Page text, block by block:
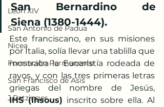
León XIV
San Antonio de Padua
Nicea
Formación Permanente
San Francisco de Asís
J.Ratzinger
San Bernardino de
Siena (1380-1444).
Este franciscano, en sus misiones
por Italia, solía llevar una tablilla que
mostraba la Eucaristía rodeada de
rayos, y con las tres primeras letras
IHS (Ihsous) inscrito sobre ella. Al